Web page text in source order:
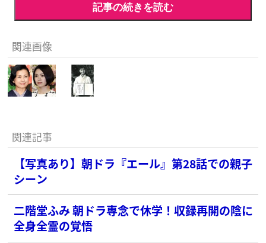
記事の続きを読む
関連画像
関連記事
【写真あり】朝ドラ『エール』第28話での親子
シーン
二階堂ふみ 朝ドラ専念で休学！収録再開の陰に
全身全霊の覚悟